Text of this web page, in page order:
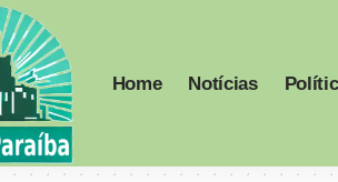
Home Notícias